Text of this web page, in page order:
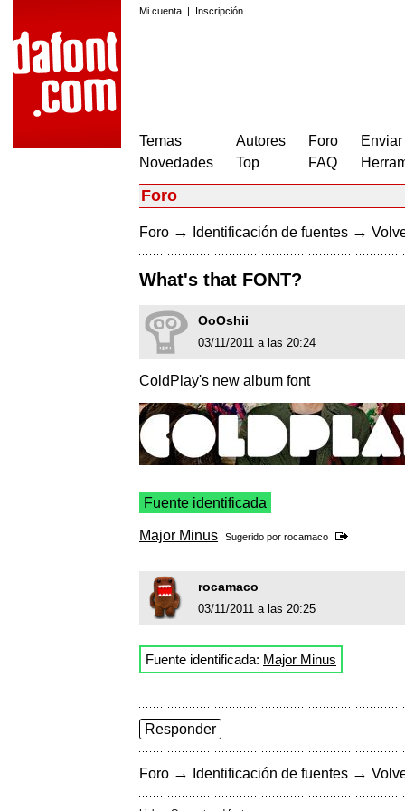
Mi cuenta | Inscripción
Temas
Novedades
Autores
Top
Foro
FAQ
Foro
Foro → Identificación de fuentes →
What's that FONT?
OoOshii
03/11/2011 a las 20:24
ColdPlay's new album font
Fuente identificada
Major Minus Sugerido por rocamaco
rocamaco
03/11/2011 a las 20:25
Fuente identificada: Major Minus
Responder
Foro → Identificación de fuentes →